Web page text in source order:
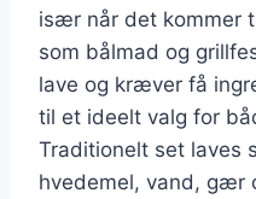
især når det kommer
som bålmad og
lave og kræver få
til et ideelt valg for
Traditionelt set laves
hvedemel, vand, gær